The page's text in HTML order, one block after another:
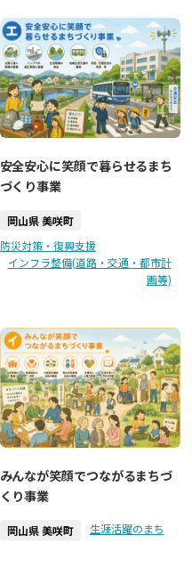
安全安心に笑顔で暮らせるまち
づくり事業
岡山県 美咲町
防災対策・復興支援
インフラ整備(道路・交通・都市計
画等)
みんなが笑顔でつながるまちづ
くり事業
岡山県 美咲町 生涯活躍のまち